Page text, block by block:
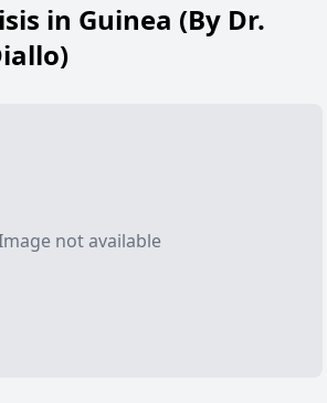
in Guinea (By Dr.
not available